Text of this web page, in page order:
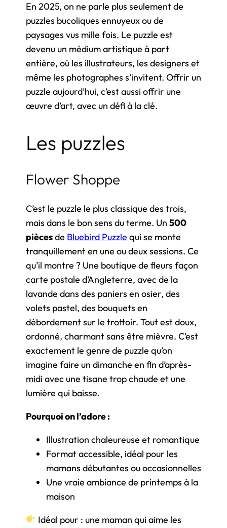
En 2025, on ne parle plus seulement de
puzzles bucoliques ennuyeux ou de
paysages vus mille fois. Le puzzle est
devenu un médium artistique à part
entière, où les illustrateurs, les designers et
même les photographes s’invitent. Offrir un
puzzle aujourd’hui, c’est aussi offrir une
œuvre d’art, avec un défi à la clé.
Les puzzles
Flower Shoppe
C’est le puzzle le plus classique des trois,
mais dans le bon sens du terme. Un 500
piècesde Bluebird Puzzle qui se monte
tranquillement en une ou deux sessions. Ce
qu’il montre ? Une boutique de fleurs façon
carte postale d’Angleterre, avec de la
lavande dans des paniers en osier, des
volets pastel, des bouquets en
débordement sur le trottoir. Tout est doux,
ordonné, charmant sans être mièvre. C’est
exactement le genre de puzzle qu’on
imagine faire un dimanche en fin d’après-
midi avec une tisane trop chaude et une
lumière qui baisse.
Pourquoi on l’adore :
Illustration chaleureuse et romantique
Format accessible, idéal pour les
mamans débutantes ou occasionnelles
Une vraie ambiance de printemps à la
maison
Idéal pour : une maman qui aime les